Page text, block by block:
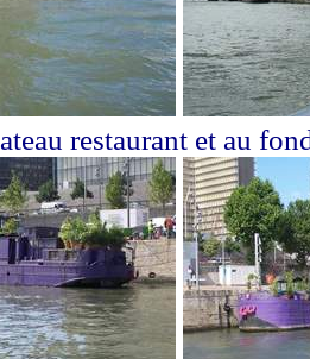
restaurant et au